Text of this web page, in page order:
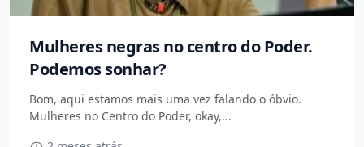
Mulheres negras no centro do Poder.
Podemos sonhar?
Bom, aqui estamos mais uma vez falando o óbvio.
Mulheres no Centro do Poder, okay,...